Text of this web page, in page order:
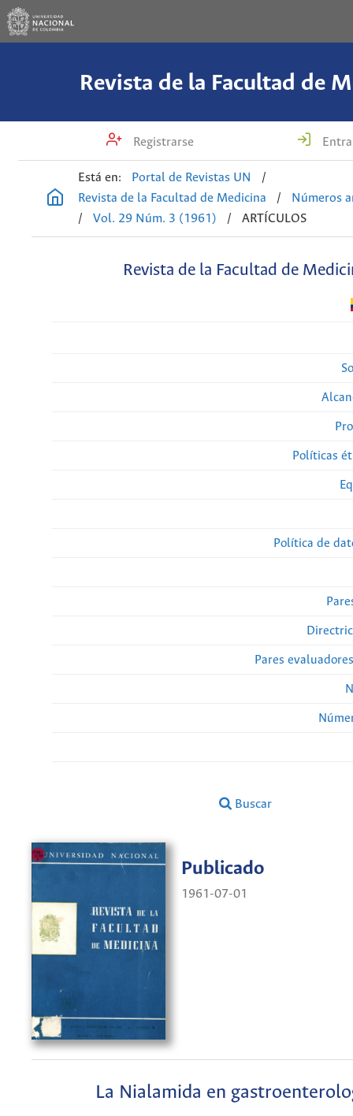
Revista de la Facultad de
Registrarse
Está en: Portal de Revistas UN
/
Revista de la Facultad de Medicina
/
Números
/
Vol. 29 Núm. 3 (1961) / ARTÍCULOS
Revista de la Facultad de
Políticas
Política de
Pares
Buscar
Publicado
1961-07-01
La Nialamida en